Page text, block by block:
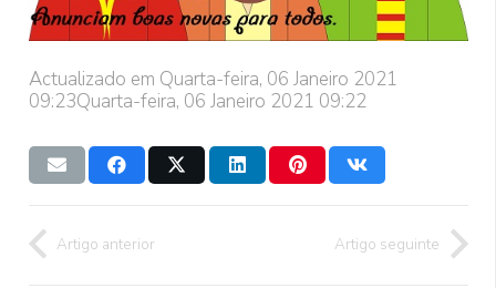
Actualizado em Quarta-feira, 06 Janeiro 2021
09:23Quarta-feira, 06 Janeiro 2021 09:22
Artigo anterior Artigo seguinte